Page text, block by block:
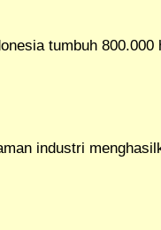
tumbuh 800.000
industri